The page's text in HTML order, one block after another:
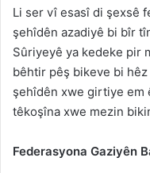
Li ser vî esasî di şexsê
şehîdên azadiyê bi bîr
Sûriyeyê ya kedeke pir
bêhtir pêş bikeve bi
şehîdên xwe girtiye em
têkoşîna xwe mezin
Federasyona Gaziyên